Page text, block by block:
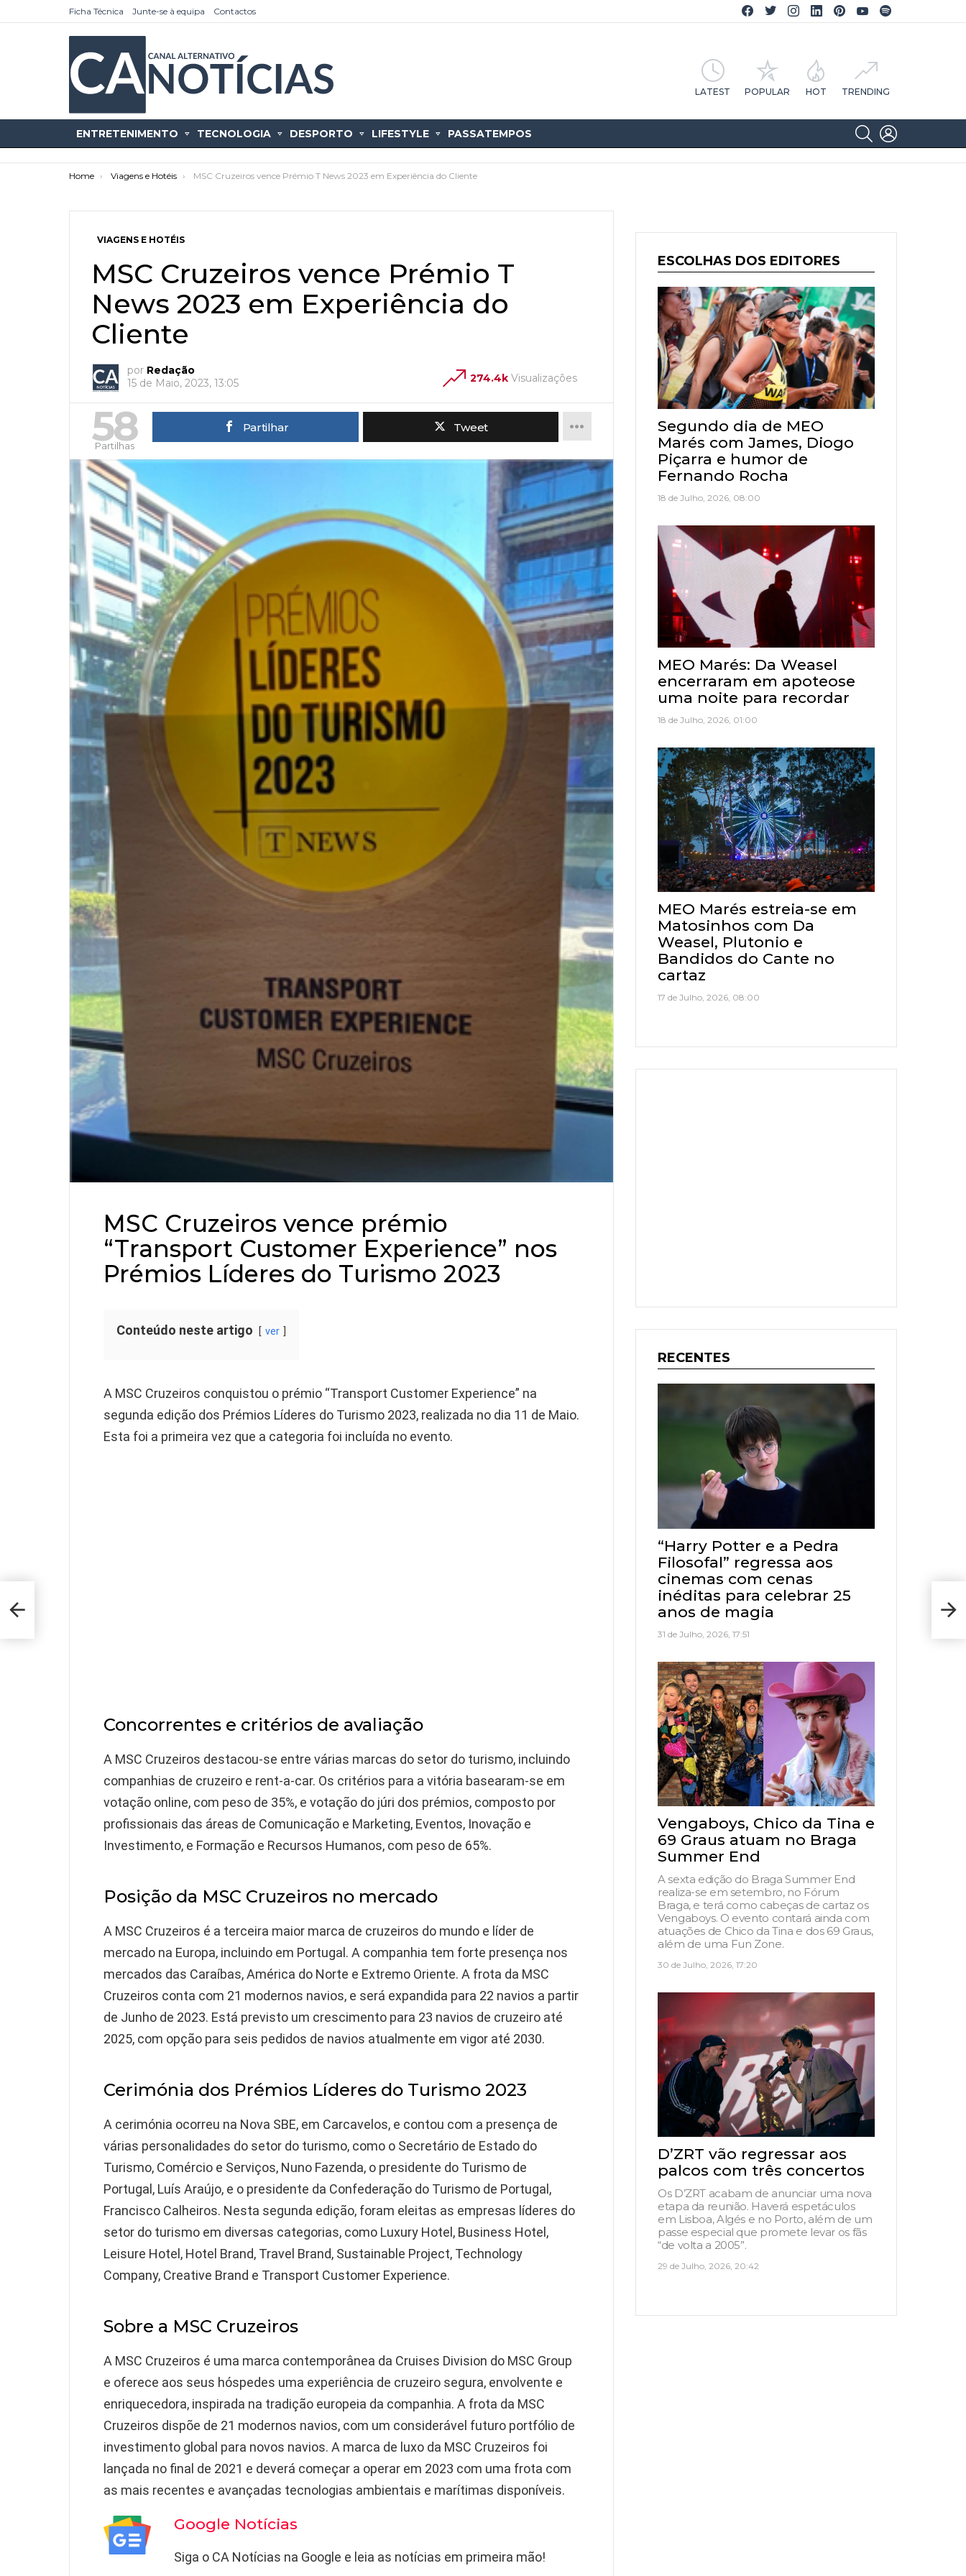
Ficha Técnica Junte-se à equipa Contactos
Facebook CA Notícias
Twitter CA Notícias
Instagram CA Notícias
Linkedin CA Notícias
Pinterest CA Notícias
YouTube CA Notícias
LATEST POPULAR HOT TRENDING
ENTRETENIMENTO TECNOLOGIA DESPORTO LIFESTYLE PASSATEMPOS
SEARCH
You are here:
Home Viagens e Hotéis MSC Cruzeiros vence Prémio T News 2023 em Experiência do Cliente
VIAGENS E HOTÉIS
MSC Cruzeiros vence Prémio T
News 2023 em Experiência do
Cliente
por Redação
15 de Maio, 2023, 13:05
274.4k Visualizações
58
Partilhas
Partilhar Tweet
MSC Cruzeiros vence prémio
“Transport Customer Experience” nos
Prémios Líderes do Turismo 2023
Conteúdo neste artigo ver
A MSC Cruzeiros conquistou o prémio “Transport Customer Experience” na
segunda edição dos Prémios Líderes do Turismo 2023, realizada no dia 11 de Maio.
Esta foi a primeira vez que a categoria foi incluída no evento.
Concorrentes e critérios de avaliação
A MSC Cruzeiros destacou-se entre várias marcas do setor do turismo, incluindo
companhias de cruzeiro e rent-a-car. Os critérios para a vitória basearam-se em
votação online, com peso de 35%, e votação do júri dos prémios, composto por
profissionais das áreas de Comunicação e Marketing, Eventos, Inovação e
Investimento, e Formação e Recursos Humanos, com peso de 65%.
Posição da MSC Cruzeiros no mercado
A MSC Cruzeiros é a terceira maior marca de cruzeiros do mundo e líder de
mercado na Europa, incluindo em Portugal. A companhia tem forte presença nos
mercados das Caraíbas, América do Norte e Extremo Oriente. A frota da MSC
Cruzeiros conta com 21 modernos navios, e será expandida para 22 navios a partir
de Junho de 2023. Está previsto um crescimento para 23 navios de cruzeiro até
2025, com opção para seis pedidos de navios atualmente em vigor até 2030.
Cerimónia dos Prémios Líderes do Turismo 2023
A cerimónia ocorreu na Nova SBE, em Carcavelos, e contou com a presença de
várias personalidades do setor do turismo, como o Secretário de Estado do
Turismo, Comércio e Serviços, Nuno Fazenda, o presidente do Turismo de
Portugal, Luís Araújo, e o presidente da Confederação do Turismo de Portugal,
Francisco Calheiros. Nesta segunda edição, foram eleitas as empresas líderes do
setor do turismo em diversas categorias, como Luxury Hotel, Business Hotel,
Leisure Hotel, Hotel Brand, Travel Brand, Sustainable Project, Technology
Company, Creative Brand e Transport Customer Experience.
Sobre a MSC Cruzeiros
A MSC Cruzeiros é uma marca contemporânea da Cruises Division do MSC Group
e oferece aos seus hóspedes uma experiência de cruzeiro segura, envolvente e
enriquecedora, inspirada na tradição europeia da companhia. A frota da MSC
Cruzeiros dispõe de 21 modernos navios, com um considerável futuro portfólio de
investimento global para novos navios. A marca de luxo da MSC Cruzeiros foi
lançada no final de 2021 e deverá começar a operar em 2023 com uma frota com
as mais recentes e avançadas tecnologias ambientais e marítimas disponíveis.
Google Notícias
Siga o CA Notícias na Google e leia as notícias em primeira mão!
ESCOLHAS DOS EDITORES
Segundo dia de MEO
Marés com James, Diogo
Piçarra e humor de
Fernando Rocha
18 de Julho, 2026, 08:00
MEO Marés: Da Weasel
encerraram em apoteose
uma noite para recordar
18 de Julho, 2026, 01:00
MEO Marés estreia-se em
Matosinhos com Da
Weasel, Plutonio e
Bandidos do Cante no
cartaz
17 de Julho, 2026, 08:00
RECENTES
“Harry Potter e a Pedra
Filosofal” regressa aos
cinemas com cenas
inéditas para celebrar 25
anos de magia
31 de Julho, 2026, 17:51
Vengaboys, Chico da Tina e
69 Graus atuam no Braga
Summer End
A sexta edição do Braga Summer End
realiza-se em setembro, no Fórum
Braga, e terá como cabeças de cartaz os
Vengaboys. O evento contará ainda com
atuações de Chico da Tina e dos 69 Graus,
além de uma Fun Zone.
30 de Julho, 2026, 17:20
D’ZRT vão regressar aos
palcos com três concertos
Os D’ZRT acabam de anunciar uma nova
etapa da reunião. Haverá espetáculos
em Lisboa, Algés e no Porto, além de um
passe especial que promete levar os fãs
“de volta a 2005”.
29 de Julho, 2026, 20:42